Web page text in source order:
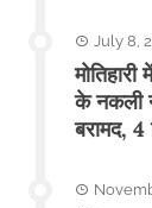
July 8,
के नकली
बरामद, 4